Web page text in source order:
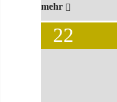
mehr
22